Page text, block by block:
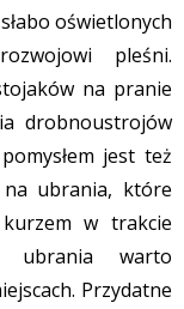
oświetlonych
pleśni.
na pranie
drobnoustrojów
jest też
ubrania, które
w trakcie
ubrania warto
Przydatne